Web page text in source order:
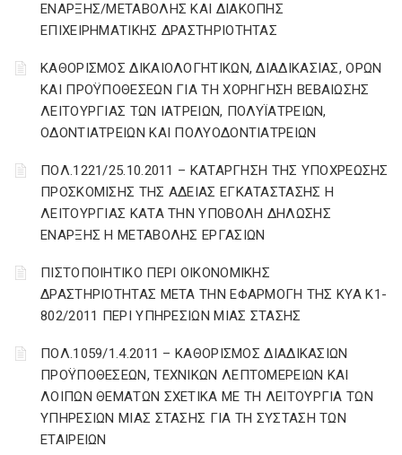
ΕΝΑΡΞΗΣ/ΜΕΤΑΒΟΛΗΣ ΚΑΙ ΔΙΑΚΟΠΗΣ
ΕΠΙΧΕΙΡΗΜΑΤΙΚΗΣ ΔΡΑΣΤΗΡΙΟΤΗΤΑΣ
ΚΑΘΟΡΙΣΜΟΣ ΔΙΚΑΙΟΛΟΓΗΤΙΚΩΝ, ΔΙΑΔΙΚΑΣΙΑΣ, ΟΡΩΝ
ΚΑΙ ΠΡΟΫΠΟΘΕΣΕΩΝ ΓΙΑ ΤΗ ΧΟΡΗΓΗΣΗ ΒΕΒΑΙΩΣΗΣ
ΛΕΙΤΟΥΡΓΙΑΣ ΤΩΝ ΙΑΤΡΕΙΩΝ, ΠΟΛΥΪΑΤΡΕΙΩΝ,
ΟΔΟΝΤΙΑΤΡΕΙΩΝ ΚΑΙ ΠΟΛΥΟΔΟΝΤΙΑΤΡΕΙΩΝ
ΠΟΛ.1221/25.10.2011 – ΚΑΤΑΡΓΗΣΗ ΤΗΣ ΥΠΟΧΡΕΩΣΗΣ
ΠΡΟΣΚΟΜΙΣΗΣ ΤΗΣ ΑΔΕΙΑΣ ΕΓΚΑΤΑΣΤΑΣΗΣ Η
ΛΕΙΤΟΥΡΓΙΑΣ ΚΑΤΑ ΤΗΝ ΥΠΟΒΟΛΗ ΔΗΛΩΣΗΣ
ΕΝΑΡΞΗΣ Η ΜΕΤΑΒΟΛΗΣ ΕΡΓΑΣΙΩΝ
ΠΙΣΤΟΠΟΙΗΤΙΚΟ ΠΕΡΙ ΟΙΚΟΝΟΜΙΚΗΣ
ΔΡΑΣΤΗΡΙΟΤΗΤΑΣ ΜΕΤΑ ΤΗΝ ΕΦΑΡΜΟΓΗ ΤΗΣ ΚΥΑ Κ1-
802/2011 ΠΕΡΙ ΥΠΗΡΕΣΙΩΝ ΜΙΑΣ ΣΤΑΣΗΣ
ΠΟΛ.1059/1.4.2011 – ΚΑΘΟΡΙΣΜΟΣ ΔΙΑΔΙΚΑΣΙΩΝ
ΠΡΟΫΠΟΘΕΣΕΩΝ, ΤΕΧΝΙΚΩΝ ΛΕΠΤΟΜΕΡΕΙΩΝ ΚΑΙ
ΛΟΙΠΩΝ ΘΕΜΑΤΩΝ ΣΧΕΤΙΚΑ ΜΕ ΤΗ ΛΕΙΤΟΥΡΓΙΑ ΤΩΝ
ΥΠΗΡΕΣΙΩΝ ΜΙΑΣ ΣΤΑΣΗΣ ΓΙΑ ΤΗ ΣΥΣΤΑΣΗ ΤΩΝ
ΕΤΑΙΡΕΙΩΝ